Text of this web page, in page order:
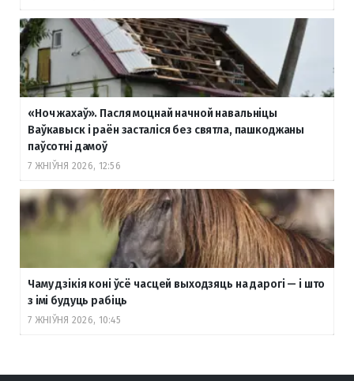
«Ноч жахаў». Пасля моцнай начной навальніцы
Ваўкавыск і раён засталіся без святла, пашкоджаны
паўсотні дамоў
7 ЖНІЎНЯ 2026, 12:56
Чаму дзікія коні ўсё часцей выходзяць на дарогі — і што
з імі будуць рабіць
7 ЖНІЎНЯ 2026, 10:45